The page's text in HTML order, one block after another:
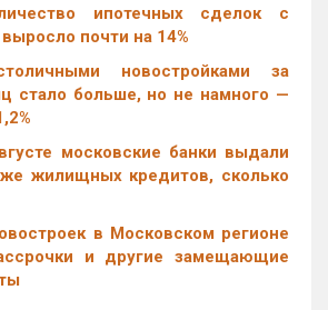
ипотечных сделок с
почти на 14%
новостройками за
стало больше, но не намного —
московские банки выдали
жилищных кредитов, сколько
в Московском регионе
и другие замещающие